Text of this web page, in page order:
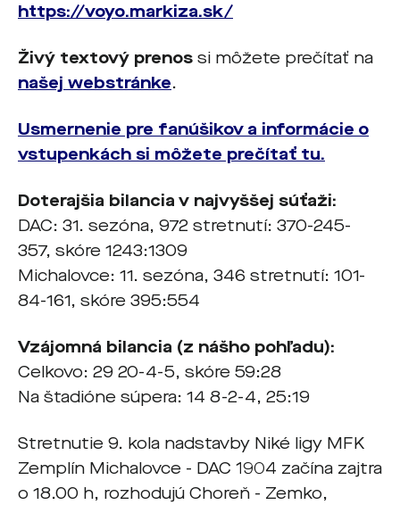
https://voyo.markiza.sk/
Živý textový prenos si môžete prečítať na
našej webstránke.
Usmernenie pre fanúšikov a informácie o
vstupenkách si môžete prečítať tu.
Doterajšia bilancia v najvyššej súťaži:
DAC: 31. sezóna, 972 stretnutí: 370-245-
357, skóre 1243:1309
Michalovce: 11. sezóna, 346 stretnutí: 101-
84-161, skóre 395:554
Vzájomná bilancia (z nášho pohľadu):
Celkovo: 29 20-4-5, skóre 59:28
Na štadióne súpera: 14 8-2-4, 25:19
Stretnutie 9. kola nadstavby Niké ligy MFK
Zemplín Michalovce - DAC 1904 začína zajtra
o 18.00 h, rozhodujú Choreň - Zemko,